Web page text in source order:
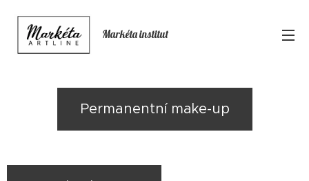
Markéta institut
Permanentní make-up